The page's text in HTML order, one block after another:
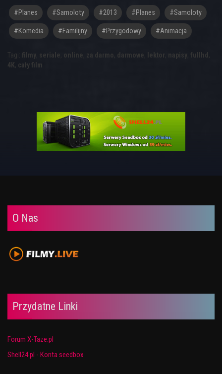
#planes #samoloty #2013 #Planes #Samoloty
#komedia #familijny #przygodowy #animacja
Tagi: filmy, seriale, online, za darmo, darmowe, lektor, napisy, fullhd ,
4K, cały film
O Nas
Przydatne Linki
Forum X-Taze.pl
Shell24.pl - Konta seedbox